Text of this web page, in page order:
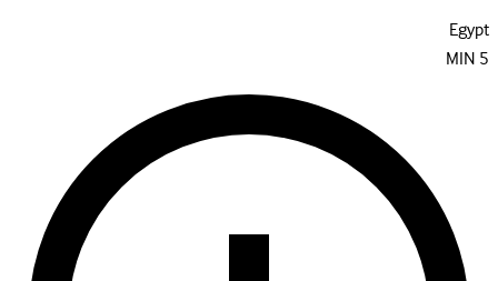
Egypt
5
MIN